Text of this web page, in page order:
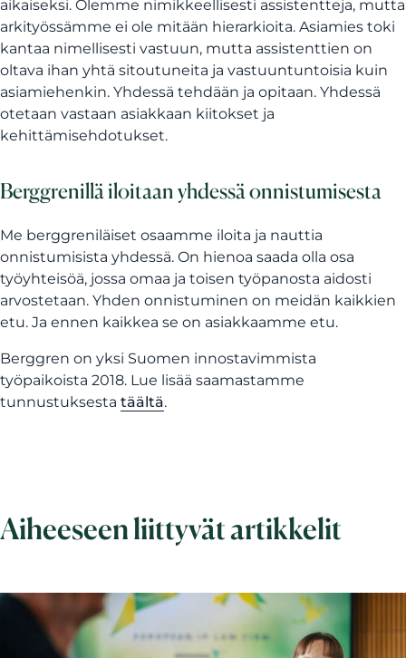
aikaiseksi. Olemme nimikkeellisesti assistentteja, mutta
arkityössämme ei ole mitään hierarkioita. Asiamies toki
kantaa nimellisesti vastuun, mutta assistenttien on
oltava ihan yhtä sitoutuneita ja vastuuntuntoisia kuin
asiamiehenkin. Yhdessä tehdään ja opitaan. Yhdessä
otetaan vastaan asiakkaan kiitokset ja
kehittämisehdotukset.
Berggrenillä iloitaan yhdessä onnistumisesta
Me berggreniläiset osaamme iloita ja nauttia
onnistumisista yhdessä. On hienoa saada olla osa
työyhteisöä, jossa omaa ja toisen työpanosta aidosti
arvostetaan. Yhden onnistuminen on meidän kaikkien
etu. Ja ennen kaikkea se on asiakkaamme etu.
Berggren on yksi Suomen innostavimmista
työpaikoista 2018. Lue lisää saamastamme
tunnustuksesta täältä.
Aiheeseen liittyvät artikkelit